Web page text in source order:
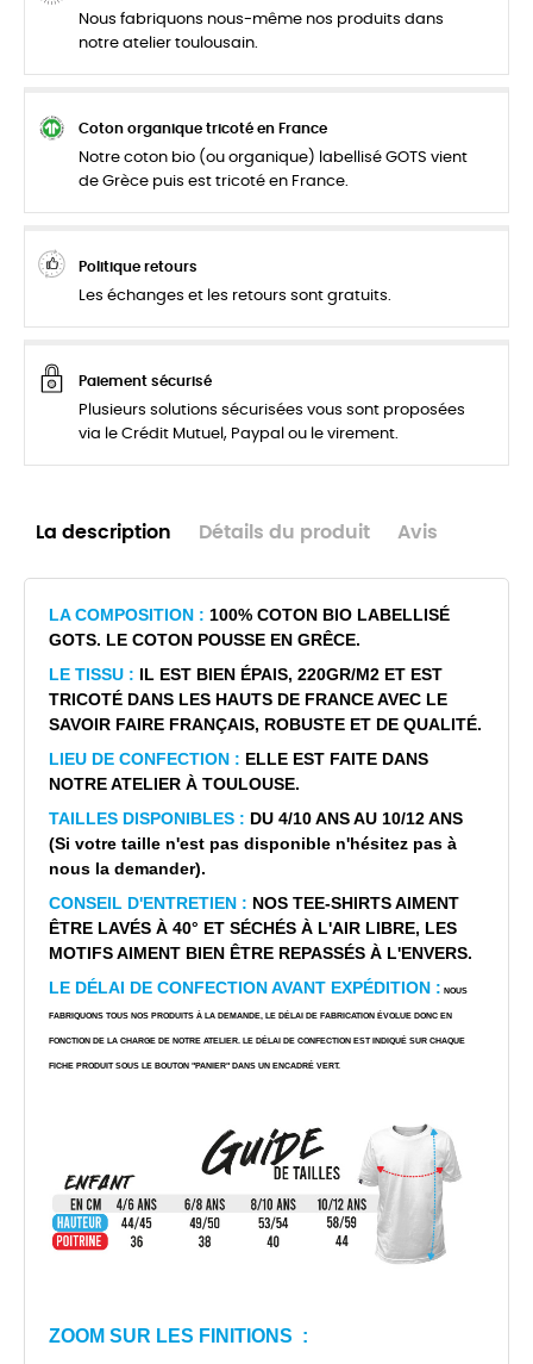
Nous fabriquons nous-même nos produits dans
notre atelier toulousain.
Coton organique tricoté en France
Notre coton bio (ou organique) labellisé GOTS vient
de Grèce puis est tricoté en France.
Politique retours
Les échanges et les retours sont gratuits.
Paiement sécurisé
Plusieurs solutions sécurisées vous sont proposées
via le Crédit Mutuel, Paypal ou le virement.
La description Détails du produit Avis
LA COMPOSITION : 100% COTON BIO LABELLISÉ
GOTS. LE COTON POUSSE EN GRÊCE.
LE TISSU : IL EST BIEN ÉPAIS, 220GR/M2 ET EST
TRICOTÉ DANS LES HAUTS DE FRANCE AVEC LE
SAVOIR FAIRE FRANÇAIS, ROBUSTE ET DE QUALITÉ.
LIEU DE CONFECTION : ELLE EST FAITE DANS
NOTRE ATELIER À TOULOUSE.
TAILLES DISPONIBLES : DU 4/10 ANS AU 10/12 ANS
(Si votre taille n'est pas disponible n'hésitez pas à
nous la demander).
CONSEIL D'ENTRETIEN : NOS TEE-SHIRTS AIMENT
ÊTRE LAVÉS À 40° ET SÉCHÉS À L'AIR LIBRE, LES
MOTIFS AIMENT BIEN ÊTRE REPASSÉS À L'ENVERS.
LE DÉLAI DE CONFECTION AVANT EXPÉDITION : NOUS
FABRIQUONS TOUS NOS PRODUITS À LA DEMANDE, LE DÉLAI DE FABRICATION ÉVOLUE DONC EN
FONCTION DE LA CHARGE DE NOTRE ATELIER. LE DÉLAI DE CONFECTION EST INDIQUÉ SUR CHAQUE
FICHE PRODUIT SOUS LE BOUTON "PANIER" DANS UN ENCADRÉ VERT.
ZOOM SUR LES FINITIONS :